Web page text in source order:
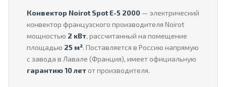
Конвектор Noirot Spot E-5 2000 — электрический
конвектор французского производителя Noirot
мощностью 2 кВт, рассчитанный на помещение
площадью 25 м². Поставляется в Россию напрямую
с завода в Лавале (Франция), имеет официальную
гарантию 10 летот производителя.